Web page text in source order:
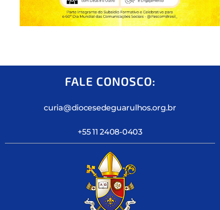
FALE CONOSCO:
curia@diocesedeguarulhos.org.br
+55 11 2408-0403